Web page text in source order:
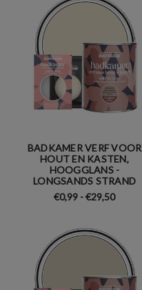
BADKAMER VERF VOOR
HOUT EN KASTEN,
HOOGGLANS -
LONGSANDS STRAND
€0,99 - €29,50